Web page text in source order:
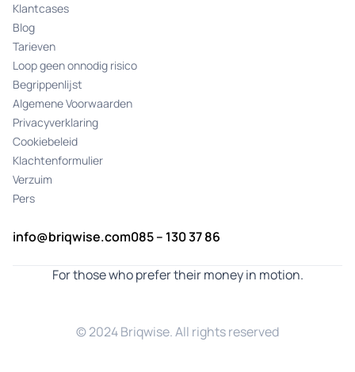
Klantcases
Blog
Tarieven
Loop geen onnodig risico
Begrippenlijst
Algemene Voorwaarden
Privacyverklaring
Cookiebeleid
Klachtenformulier
Verzuim
Pers
info@briqwise.com085 – 130 37 86
For those who prefer their money in motion.
© 2024 Briqwise. All rights reserved